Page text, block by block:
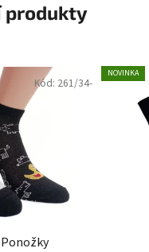
produkty
Kód: 261/34-
NOVINKA